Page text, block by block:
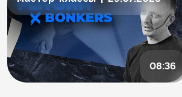
08:36